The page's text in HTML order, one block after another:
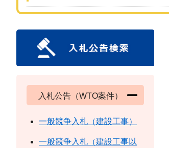
入札公告（WTO案件）
一般競争入札（建設工事）
一般競争入札（建設工事以